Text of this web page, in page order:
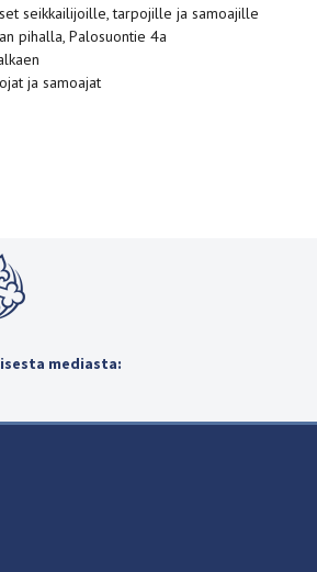
seikkailijoille, tarpojille ja samoajille
pihalla, Palosuontie 4a
ja samoajat
mediasta: